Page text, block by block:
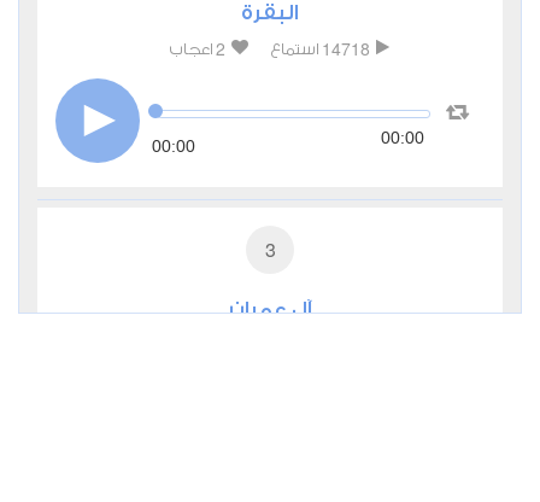
البقرة
14718 استماع 2 اعجاب
00:00 00:00
3
آل عمران